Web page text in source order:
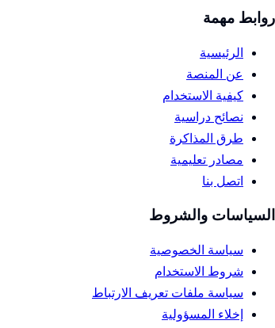
روابط مهمة
الرئيسية
عن المنصة
كيفية الاستخدام
نصائح دراسية
طرق المذاكرة
مصادر تعليمية
اتصل بنا
السياسات والشروط
سياسة الخصوصية
شروط الاستخدام
سياسة ملفات تعريف الارتباط
إخلاء المسؤولية